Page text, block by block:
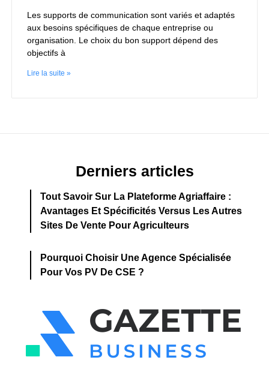
Les supports de communication sont variés et adaptés
aux besoins spécifiques de chaque entreprise ou
organisation. Le choix du bon support dépend des
objectifs à
Lire la suite »
Derniers articles
Tout Savoir Sur La Plateforme Agriaffaire :
Avantages Et Spécificités Versus Les Autres
Sites De Vente Pour Agriculteurs
Pourquoi Choisir Une Agence Spécialisée
Pour Vos PV De CSE ?